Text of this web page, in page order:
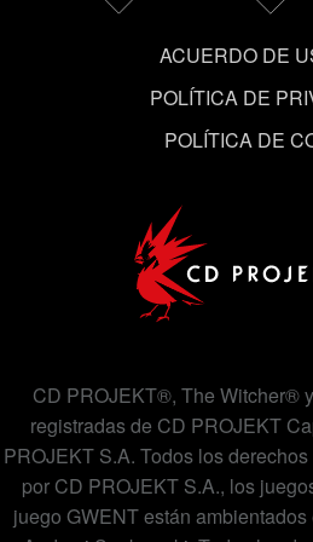
ACUERDO DE
POLÍTICA DE
POLÍTICA DE
CD PROJEKT®, The Witcher®
registradas de CD PROJEKT
PROJEKT S.A. Todos los
por CD PROJEKT S.A., los
juego GWENT están